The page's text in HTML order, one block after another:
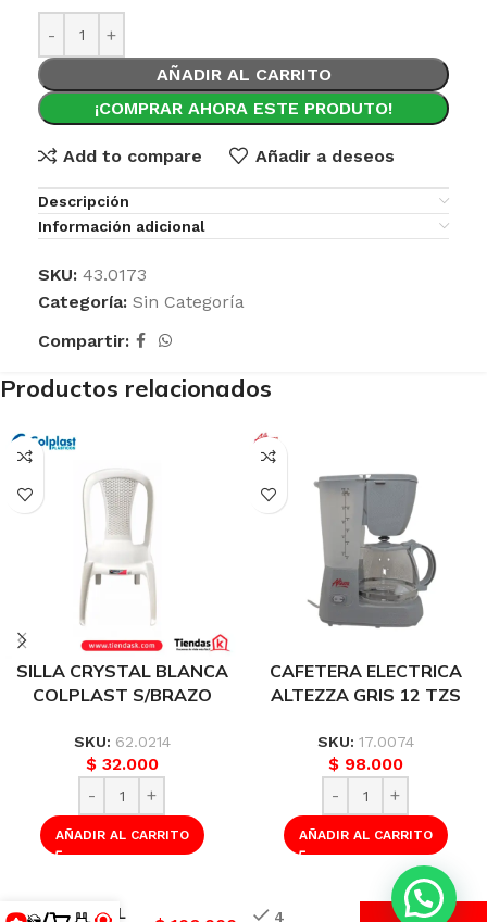
AÑADIR AL CARRITO
¡COMPRAR AHORA ESTE PRODUTO!
Add to compare Añadir a deseos
Descripción
Información adicional
SKU: 43.0173
Categoría: Sin Categoría
Compartir:
Productos relacionados
SILLA CRYSTAL BLANCA
COLPLAST S/BRAZO
PELIETIZADA REF 1038
SKU: 62.0214
$32.000
AÑADIR AL CARRITO
CAFETERA ELECTRICA
ALTEZZA GRIS 12 TZS
SKU: 17.0074
$98.000
AÑADIR AL CARRITO
CORAL
4